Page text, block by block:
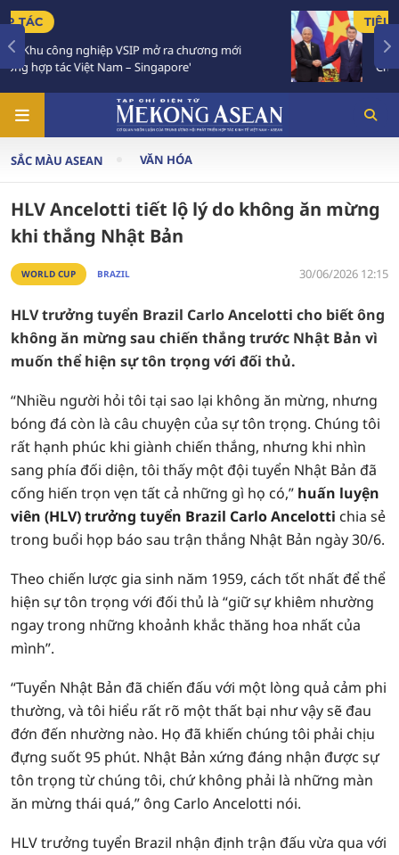
Việt Nam - Thái Lan nhất trí triển khai thực chất
Chiến lược 'Ba kết nối'
SẮC MÀU ASEAN VĂN HÓA
HLV Ancelotti tiết lộ lý do không ăn mừng
khi thắng Nhật Bản
WORLD CUP BRAZIL 30/06/2026 12:15
HLV trưởng tuyển Brazil Carlo Ancelotti cho biết ông
không ăn mừng sau chiến thắng trước Nhật Bản vì
muốn thể hiện sự tôn trọng với đối thủ.
“Nhiều người hỏi tôi tại sao lại không ăn mừng, nhưng
bóng đá còn là câu chuyện của sự tôn trọng. Chúng tôi
rất hạnh phúc khi giành chiến thắng, nhưng khi nhìn
sang phía đối diện, tôi thấy một đội tuyển Nhật Bản đã
cống hiến trọn vẹn tất cả những gì họ có,” huấn luyện
viên (HLV) trưởng tuyển Brazil Carlo Ancelotti chia sẻ
trong buổi họp báo sau trận thắng Nhật Bản ngày 30/6.
Theo chiến lược gia sinh năm 1959, cách tốt nhất để thể
hiện sự tôn trọng với đối thủ là “giữ sự khiêm nhường
ngay trong những khoảnh khắc thăng hoa nhất của
mình”.
“Tuyển Nhật Bản đã chiến đấu với một lòng quả cảm phi
thường, và tôi hiểu rất rõ một thất bại như vậy sẽ đau
đớn đến nhường nào. Họ đã khiến chúng tôi phải chịu
đựng suốt 95 phút. Nhật Bản xứng đáng nhận được sự
tôn trọng từ chúng tôi, chứ không phải là những màn
ăn mừng thái quá,” ông Carlo Ancelotti nói.
HLV trưởng tuyển Brazil nhận định trận đấu vừa qua với